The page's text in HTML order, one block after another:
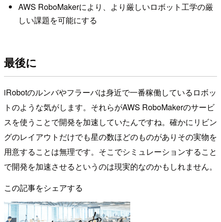
AWS RoboMakerにより、より厳しいロボット工学の厳
しい課題を可能にする
最後に
iRobotのルンバやフラーバは身近で一番稼働しているロボッ
トのような気がします。それらがAWS RoboMakerのサービ
スを使うことで開発を加速していたんですね。確かにリビン
グのレイアウトだけでも星の数ほどのものがありその実物を
用意することは無理です。そこでシミュレーションすること
で開発を加速させるというのは現実的なのかもしれません。
この記事をシェアする